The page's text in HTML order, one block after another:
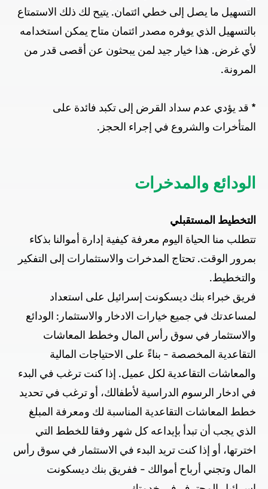
التسهيل ما يصل إلى خطي ائتمان. يتيح لك ذلك الاستمتاع
بالتسهيل الذي يوفره مصدر ائتمان متاح يمكن استخدامه
لأي غرض. هذا خيار جيد لمن يبحثون عن أقصى قدر من
المرونة.
* قد يؤدي عدم سداد القرض إلى تكبد فائدة على
المتأخرات والشروع في إجراء الحجز.
الودائع والمدخرات
التخطيط المستقبلي
تتطلب منا الحياة اليوم معرفة كيفية إدارة أموالنا بذكاء
بمرور الوقت. تحتاج المدخرات والاستثمارات إلى التفكير
والتخطيط.
فريق خبراء بنك ديسكونت إسرائيل على استعداد
لمساعدتك في جميع خيارات الادخار والاستثمار: الودائع
والاستثمار في سوق رأس المال وخطط المعاشات
التقاعدية المخصصة - بناءً على الاحتياجات المالية
والمعاشات التقاعدية لكل عميل. إذا كنت ترغب في البدء
في ادخار الرسوم الدراسية لأطفالك، أو ترغب في تحديد
خطط المعاشات التقاعدية المناسبة لك ومعرفة المبلغ
الذي يجب أن تبدأ بإيداعه كل شهر وفقا للخطط التي
اخترتها، أو إذا كنت تريد البدء في الاستثمار في سوق رأس
المال وتجني أرباح أموالك - ففريق بنك ديسكونت